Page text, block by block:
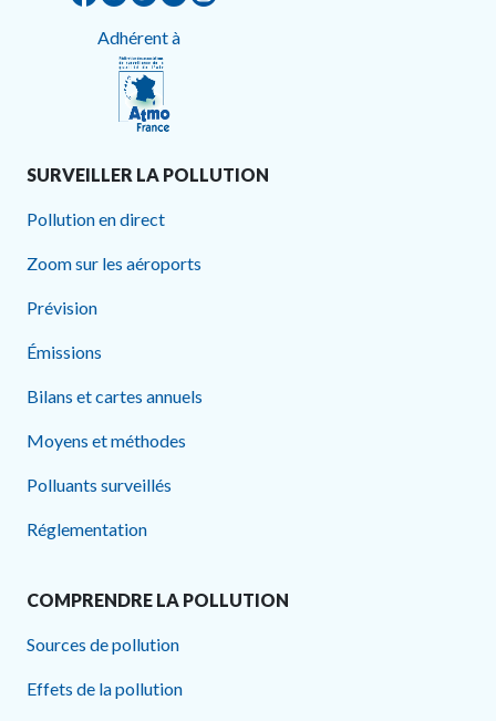
Adhérent à
SURVEILLER LA POLLUTION
Pollution en direct
Zoom sur les aéroports
Prévision
Émissions
Bilans et cartes annuels
Moyens et méthodes
Polluants surveillés
Réglementation
COMPRENDRE LA POLLUTION
Sources de pollution
Effets de la pollution